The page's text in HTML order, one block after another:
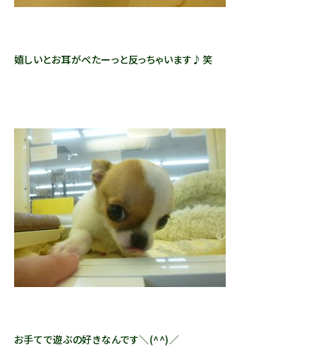
嬉しいとお耳がぺたーっと反っちゃいます♪笑
お手てで遊ぶの好きなんです＼(^^)／